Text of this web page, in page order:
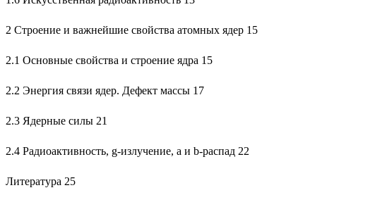
2 Строение и важнейшие свойства атомных ядер 15
2.1 Основные свойства и строение ядра 15
2.2 Энергия связи ядер. Дефект массы 17
2.3 Ядерные силы 21
2.4 Радиоактивность, g-излучение, a и b-распад 22
Литература 25